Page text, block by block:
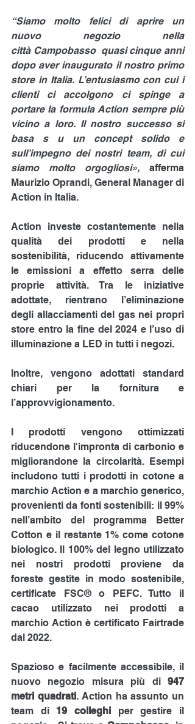
“Siamo molto felici di aprire un
nuovo negozio nella
città Campobasso  quasi cinque anni
dopo aver inaugurato il nostro primo
store in Italia. L’entusiasmo con cui i
clienti ci accolgono ci spinge a
portare la formula Action sempre più
vicino a loro. Il nostro successo si
basa s u un concept solido e
sull’impegno dei nostri team, di cui
siamo molto orgogliosi», afferma
Maurizio Oprandi, General Manager di
Action in Italia.
Action investe costantemente nella
qualità dei prodotti e nella
sostenibilità, riducendo attivamente
le emissioni a effetto serra delle
proprie attività. Tra le iniziative
adottate, rientrano l’eliminazione
degli allacciamenti del gas nei propri
store entro la fine del 2024 e l’uso di
illuminazione a LED in tutti i negozi.
Inoltre, vengono adottati standard
chiari per la fornitura e
l’approvvigionamento.
I prodotti vengono ottimizzati
riducendone l'impronta di carbonio e
migliorandone la circolarità. Esempi
includono tutti i prodotti in cotone a
marchio Action e a marchio generico,
provenienti da fonti sostenibili: il 99%
nell’ambito del programma Better
Cotton e il restante 1% come cotone
biologico. Il 100% del legno utilizzato
nei nostri prodotti proviene da
foreste gestite in modo sostenibile,
certificate FSC® o PEFC. Tutto il
cacao utilizzato nei prodotti a
marchio Action è certificato Fairtrade
dal 2022.
Spazioso e facilmente accessibile, il
nuovo negozio misura più di 947
metri quadrati. Action ha assunto un
team di 19 colleghi per gestire il